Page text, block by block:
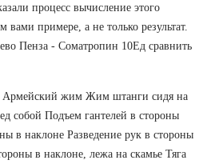
процесс вычисление этого
примере, а не только результат.
Пенза - Cоматропин 10Ед сравнить
жим Жим штанги сидя на
собой Подъем гантелей в стороны
в наклоне Разведение рук в стороны
в наклоне, лежа на скамье Тяга